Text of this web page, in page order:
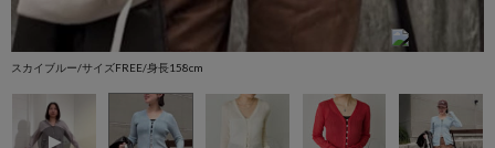
スカイブルー/サイズFREE/身長158cm